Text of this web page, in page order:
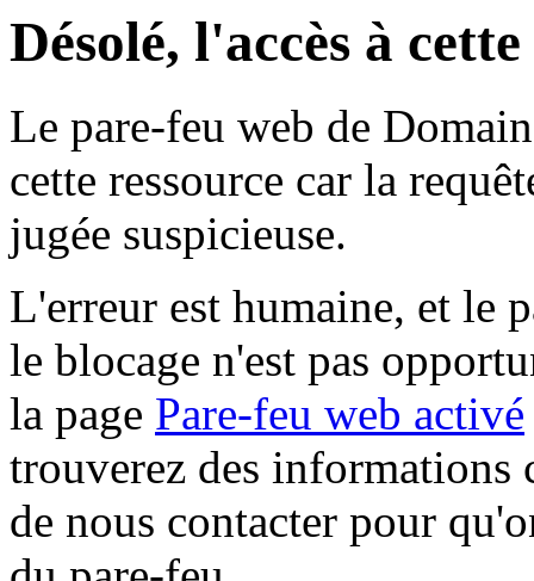
Désolé, l'accès à
Le pare-feu web de
cette ressource car la
jugée suspicieuse.
L'erreur est humaine, et le
le blocage n'est pas
la page Pare-feu web activé
trouverez des informations
de nous contacter pour